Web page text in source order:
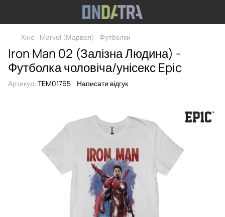
Кіно Marvel (Марвел) Футболки
Iron Man 02 (Залізна Людина) -
Футболка чоловіча/унісекс Epic
Артикул: TEM01765 Написати відгук